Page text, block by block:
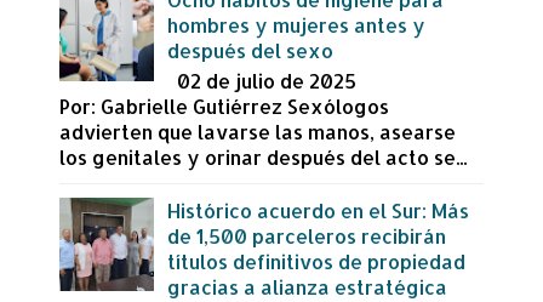
hombres y mujeres antes y
después del sexo
02 de julio de 2025
Por: Gabrielle Gutiérrez Sexólogos
advierten que lavarse las manos, asearse
los genitales y orinar después del acto se...
Histórico acuerdo en el Sur: Más
de 1,500 parceleros recibirán
títulos definitivos de propiedad
gracias a alianza estratégica